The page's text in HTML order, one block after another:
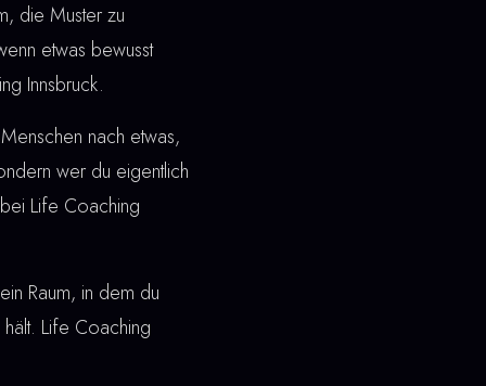
die Muster zu
etwas bewusst
Innsbruck.
nach etwas,
wer du eigentlich
Life Coaching
Raum, in dem du
Life Coaching